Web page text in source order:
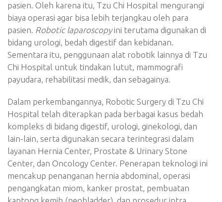
pasien. Oleh karena itu, Tzu Chi Hospital mengurangi
biaya operasi agar bisa lebih terjangkau oleh para
pasien. Robotic laparoscopyini terutama digunakan di
bidang urologi, bedah digestif dan kebidanan.
Sementara itu, penggunaan alat robotik lainnya di Tzu
Chi Hospital untuk tindakan lutut, mammografi
payudara, rehabilitasi medik, dan sebagainya.
Dalam perkembangannya, Robotic Surgery di Tzu Chi
Hospital telah diterapkan pada berbagai kasus bedah
kompleks di bidang digestif, urologi, ginekologi, dan
lain-lain, serta digunakan secara terintegrasi dalam
layanan Hernia Center, Prostate & Urinary Stone
Center, dan Oncology Center. Penerapan teknologi ini
mencakup penanganan hernia abdominal, operasi
pengangkatan miom, kanker prostat, pembuatan